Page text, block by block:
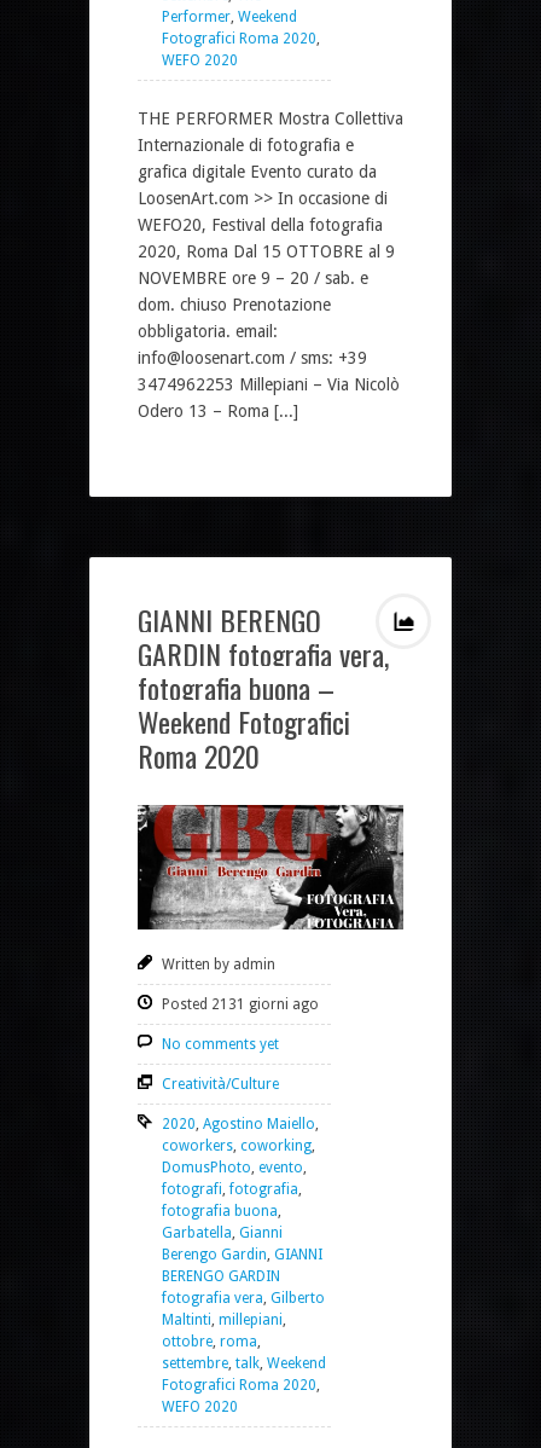
Performer, Weekend
Fotografici Roma 2020,
WEFO 2020
THE PERFORMER Mostra Collettiva
Internazionale di fotografia e
grafica digitale Evento curato da
LoosenArt.com >> In occasione di
WEFO20, Festival della fotografia
2020, Roma Dal 15 OTTOBRE al 9
NOVEMBRE ore 9 – 20 / sab. e
dom. chiuso Prenotazione
obbligatoria. email:
info@loosenart.com / sms: +39
3474962253 Millepiani – Via Nicolò
Odero 13 – Roma [...]
GIANNI BERENGO
GARDIN fotografia vera,
fotografia buona –
Weekend Fotografici
Roma 2020
Written by admin
Posted 2131 giorni ago
No comments yet
Creatività/Culture
2020, Agostino Maiello,
coworkers, coworking,
DomusPhoto, evento,
fotografi,fotografia,
fotografia buona,
Garbatella, Gianni
Berengo Gardin, GIANNI
BERENGO GARDIN
fotografia vera, Gilberto
Maltinti, millepiani,
ottobre, roma,
settembre, talk, Weekend
Fotografici Roma 2020,
WEFO 2020